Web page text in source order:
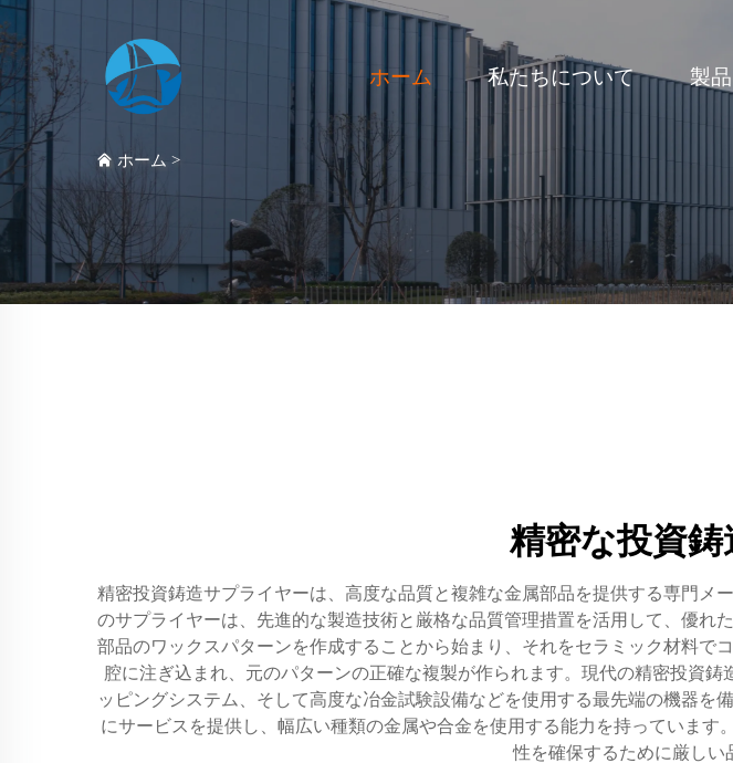
ホーム 私たちについて 製品
ホーム >
精密な投資
精密投資鋳造サプライヤーは、高度な品質と複雑な金属部品を提供する専門
のサプライヤーは、先進的な製造技術と厳格な品質管理措置を活用して、優
部品のワックスパターンを作成することから始まり、それをセラミック材料
腔に注ぎ込まれ、元のパターンの正確な複製が作られます。現代の精密投資
ッピングシステム、そして高度な冶金試験設備などを使用する最先端の機器
にサービスを提供し、幅広い種類の金属や合金を使用する能力を持っていま
性を確保するために厳しい